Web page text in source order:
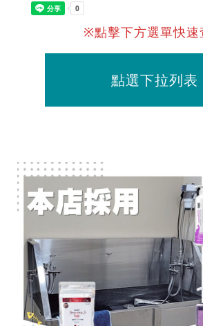
※點擊下方選單快速
點選下拉列表